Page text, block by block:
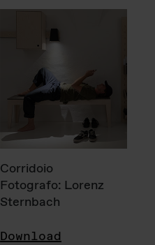
Corridoio
Fotografo: Lorenz
Sternbach
Download